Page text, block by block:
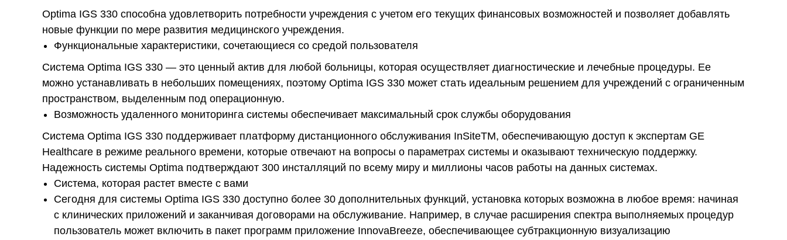
Optima IGS 330 способна удовлетворить потребности учреждения с учетом его текущих финансовых возможностей и позволяет добавлять
новые функции по мере развития медицинского учреждения.
Функциональные характеристики, сочетающиеся со средой пользователя
Система Optima IGS 330 — это ценный актив для любой больницы, которая осуществляет диагностические и лечебные процедуры. Ее
можно устанавливать в небольших помещениях, поэтому Optima IGS 330 может стать идеальным решением для учреждений с ограниченным
пространством, выделенным под операционную.
Возможность удаленного мониторинга системы обеспечивает максимальный срок службы оборудования
Система Optima IGS 330 поддерживает платформу дистанционного обслуживания InSiteTM, обеспечивающую доступ к экспертам GE
Healthcare в режиме реального времени, которые отвечают на вопросы о параметрах системы и оказывают техническую поддержку.
Надежность системы Optima подтверждают 300 инсталляций по всему миру и миллионы часов работы на данных системах.
Система, которая растет вместе с вами
Сегодня для системы Optima IGS 330 доступно более 30 дополнительных функций, установка которых возможна в любое время: начиная
с клинических приложений и заканчивая договорами на обслуживание. Например, в случае расширения спектра выполняемых процедур
пользователь может включить в пакет программ приложение InnovaBreeze, обеспечивающее субтракционную визуализацию